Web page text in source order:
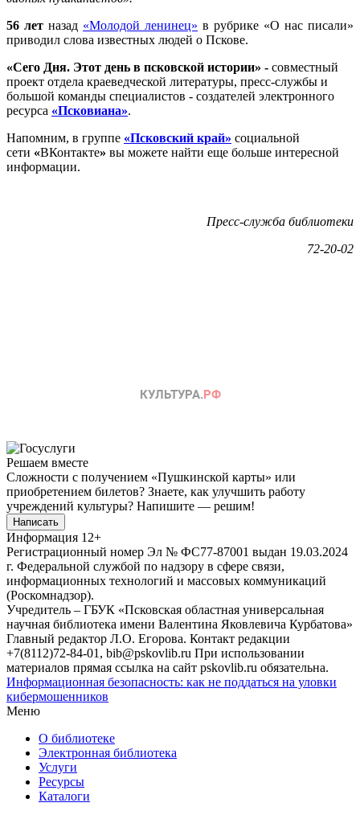
56 лет назад «Молодой ленинец» в рубрике «О нас писали»
приводил слова известных людей о Пскове.
«Сего Дня. Этот день в псковской истории» - совместный
проект отдела краеведческой литературы, пресс-службы и
большой команды специалистов - создателей электронного
ресурса «Псковиана».
Напомним, в группе «Псковский край» социальной
сети «ВКонтакте» вы можете найти еще больше интересной
информации.
Пресс-служба библиотеки
72-20-02
Решаем вместе
Сложности с получением «Пушкинской карты» или
приобретением билетов? Знаете, как улучшить работу
учреждений культуры? Напишите — решим!
Написать
Информация 12+
Регистрационный номер Эл № ФС77-87001 выдан 19.03.2024
г. Федеральной службой по надзору в сфере связи,
информационных технологий и массовых коммуникаций
(Роскомнадзор).
Учредитель – ГБУК «Псковская областная универсальная
научная библиотека имени Валентина Яковлевича Курбатова»
Главный редактор Л.О. Егорова. Контакт редакции
+7(8112)72-84-01, bib@pskovlib.ru При использовании
материалов прямая ссылка на сайт pskovlib.ru обязательна.
Информационная безопасность: как не поддаться на уловки
кибермошенников
Меню
О библиотеке
Электронная библиотека
Услуги
Ресурсы
Каталоги